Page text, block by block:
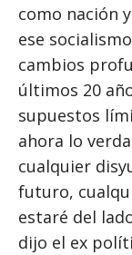
como nación
ese
cambios
últimos 20
supuestos
ahora lo
cualquier
futuro,
estaré del
dijo el ex